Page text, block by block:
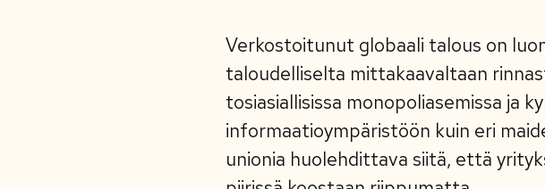
Verkostoitunut globaali talous on
taloudelliselta mittakaavaltaan
tosiasiallisissa monopoliasemissa ja
informaatioympäristöön kuin eri
unionia huolehdittava siitä, että